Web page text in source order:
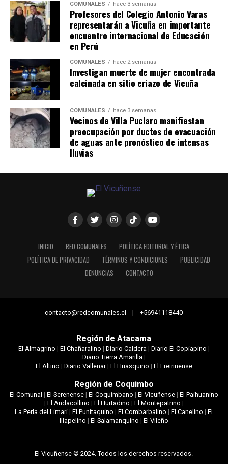
COMUNALES hace 3 semanas
Profesores del Colegio Antonio Varas
representarán a Vicuña en importante
encuentro internacional de Educación
en Perú
COMUNALES hace 2 semanas
Investigan muerte de mujer encontrada
calcinada en sitio eriazo de Vicuña
COMUNALES hace 3 semanas
Vecinos de Villa Puclaro manifiestan
preocupación por ductos de evacuación
de aguas ante pronóstico de intensas
lluvias
INICIO RED COMUNALES
POLÍTICA EDITORIAL Y ÉTICA
POLÍTICA DE PRIVACIDAD
TÉRMINOS Y CONDICIONES
PUBLICIDAD
DENUNCIAS
CONTACTO
contacto@redcomunales.cl | +56941118440
Región de Atacama
El Almagrino | El Chañaralino | Diario Caldera| Diario El Copiapino |
Diario Tierra Amarilla|
El Altino | Diario Vallenar| El Huasquino | El Freirinense
Región de Coquimbo
El Comunal | El Serenense| El Coquimbano | El Vicuñense| El Paihuanino
| El Andacollino | El Hurtadino | El Montepatrino |
La Perla del Limarí|El Punitaquino |El Combarbalino |El Canelino |El
Illapelino | El Salamanquino | El Vileño
El Vicuñense © 2024. Todos los derechos reservados.